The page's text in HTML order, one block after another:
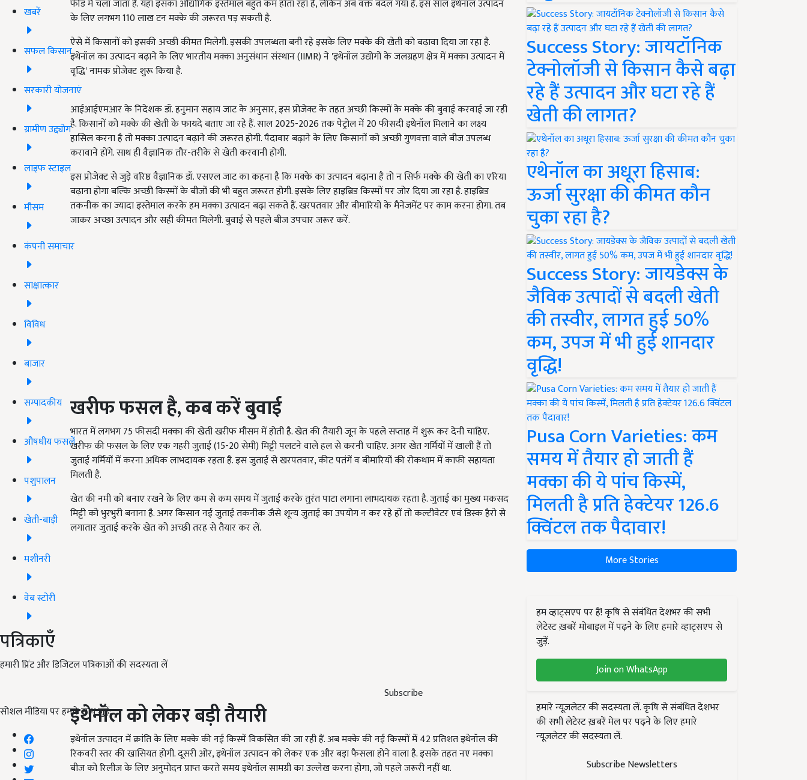
खबरें
सफल किसान
सरकारी योजनाएं
ग्रामीण उद्द्योग
लाइफ स्टाइल
मौसम
कंपनी समाचार
साक्षात्कार
विविध
बाजार
सम्पादकीय
औषधीय फसलें
पशुपालन
खेती-बाड़ी
मशीनरी
वेब स्टोरी
पत्रिकाएँ
हमारी प्रिंट और डिजिटल पत्रिकाओं की सदस्यता लें
Subscribe
सोशल मीडिया पर हमारे साथ जुड़ें:
फीड में चला जाता है. यहां इसका औद्योगिक इस्तेमाल बहुत कम होता रहा है, लेक‍िन अब वक्त बदल गया है. इस साल इथेनॉल उत्पादन
के ल‍िए लगभग 110 लाख टन मक्के की जरूरत पड़ सकती है.
ऐसे में क‍िसानों को इसकी अच्छी कीमत म‍िलेगी. इसकी उपलब्धता बनी रहे इसके ल‍िए मक्के की खेती को बढ़ावा द‍िया जा रहा है.
इथेनॉल का उत्पादन बढ़ाने के लिए भारतीय मक्का अनुसंधान संस्थान (IIMR) ने 'इथेनॉल उद्योगों के जलग्रहण क्षेत्र में मक्का उत्पादन में
वृद्धि' नामक प्रोजेक्ट शुरू किया है.
आईआईएमआर के न‍िदेशक डॉ. हनुमान सहाय जाट के अनुसार, इस प्रोजेक्ट के तहत अच्छी क‍िस्मों के मक्के की बुवाई करवाई जा रही
है. क‍िसानों को मक्के की खेती के फायदे बताए जा रहे हैं. साल 2025-2026 तक पेट्रोल में 20 फीसदी इथेनॉल मिलाने का लक्ष्य
हासिल करना है तो मक्का उत्पादन बढ़ाने की जरूरत होगी. पैदावार बढ़ाने के लिए क‍िसानों को अच्छी गुणवत्ता वाले बीज उपलब्ध
करावाने होंगे. साथ ही वैज्ञान‍िक तौर-तरीके से खेती करवानी होगी.
इस प्रोजेक्ट से जुड़े वर‍िष्ठ वैज्ञान‍िक डॉ. एसएल जाट का कहना है क‍ि मक्के का उत्पादन बढ़ाना है तो न स‍िर्फ मक्के की खेती का एर‍िया
बढ़ाना होगा बल्क‍ि अच्छी क‍िस्मों के बीजों की भी बहुत जरूरत होगी. इसके ल‍िए हाइब्रिड किस्मों पर जोर द‍िया जा रहा है. हाइब्रिड
तकनीक का ज्यादा इस्तेमाल करके हम मक्का उत्पादन बढ़ा सकते हैं. खरपतवार और बीमार‍ियों के मैनेजमेंट पर काम करना होगा. तब
जाकर अच्छा उत्पादन और सही कीमत म‍िलेगी. बुवाई से पहले बीज उपचार जरूर करें.
खरीफ फसल है,कब करें बुवाई
भारत में लगभग 75 फीसदी मक्का की खेती खरीफ मौसम में होती है. खेत की तैयारी जून के पहले सप्ताह में शुरू कर देनी चाहिए.
खरीफ की फसल के लिए एक गहरी जुताई (15-20 सेमी) मिट्टी पलटने वाले हल से करनी चाहिए. अगर खेत गर्मियों में खाली हैं तो
जुताई गर्मियों में करना अधिक लाभदायक रहता है. इस जुताई से खरपतवार, कीट पतंगें व बीमारियों की रोकथाम में काफी सहायता
मिलती है.
खेत की नमी को बनाए रखने के लिए कम से कम समय में जुताई करके तुरंत पाटा लगाना लाभदायक रहता है. जुताई का मुख्य मकसद
मिट्टी को भुरभुरी बनाना है. अगर किसान नई जुताई तकनीक जैसे शून्य जुताई का उपयोग न कर रहे हों तो कल्टीवेटर एवं डिस्क हैरो से
लगातार जुताई करके खेत को अच्छी तरह से तैयार कर लें.
इथेनॉल को लेकर बड़ी तैयारी
इथेनॉल उत्पादन में क्रांति के लिए मक्के की नई किस्में विकसित की जा रही हैं. अब मक्के की नई क‍िस्मों में 42 प्रतिशत इथेनॉल की
रिकवरी स्तर की खासियत होगी. दूसरी ओर, इथेनॉल उत्पादन को लेकर एक और बड़ा फैसला होने वाला है. इसके तहत नए मक्का
बीज को रिलीज के लिए अनुमोदन प्राप्त करते समय इथेनॉल सामग्री का उल्लेख करना होगा, जो पहले जरूरी नहीं था.
Success Story: जायटॉनिक
टेक्नोलॉजी से किसान कैसे बढ़ा
रहे हैं उत्पादन और घटा रहे हैं
खेती की लागत?
एथेनॉल का अधूरा हिसाब:
ऊर्जा सुरक्षा की कीमत कौन
चुका रहा है?
Success Story: जायडेक्स के
जैविक उत्पादों से बदली खेती
की तस्वीर, लागत हुई 50%
कम, उपज में भी हुई शानदार
वृद्धि!
Pusa Corn Varieties: कम
समय में तैयार हो जाती हैं
मक्का की ये पांच किस्में,
मिलती है प्रति हेक्टेयर 126.6
क्विंटल तक पैदावार!
More Stories
हम व्हाट्सएप पर हैं! कृषि से संबंधित देशभर की सभी
लेटेस्ट ख़बरें मोबाइल में पढ़ने के लिए हमारे व्हाट्सएप से
जुड़ें.
Join on WhatsApp
हमारे न्यूज़लेटर की सदस्यता लें. कृषि से संबंधित देशभर
की सभी लेटेस्ट ख़बरें मेल पर पढ़ने के लिए हमारे
न्यूज़लेटर की सदस्यता लें.
Subscribe Newsletters